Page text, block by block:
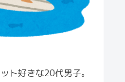
ト好きな20代男子。